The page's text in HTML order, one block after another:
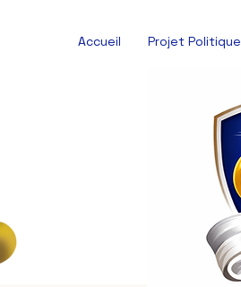
Accueil Projet Politique